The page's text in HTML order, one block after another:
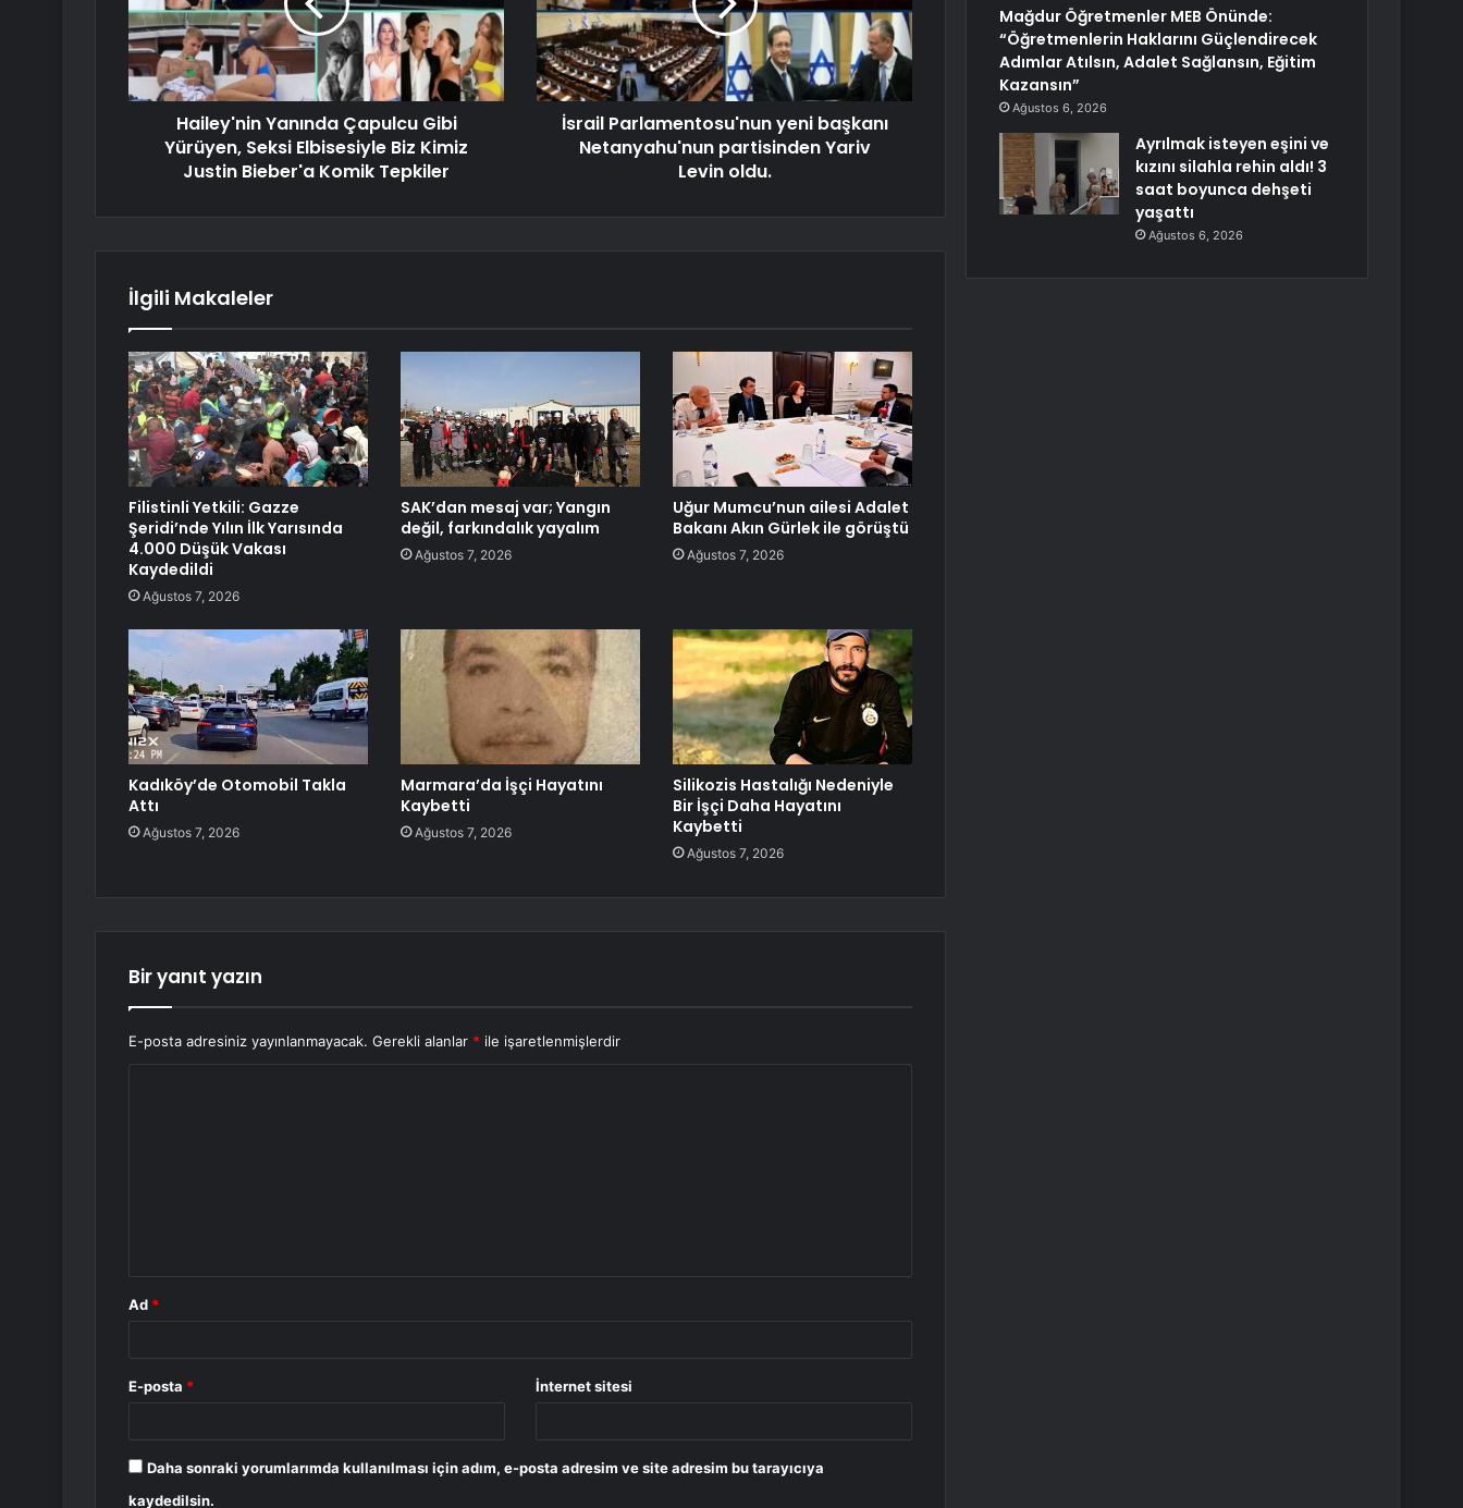
Hailey'nin Yanında Çapulcu Gibi
Yürüyen, Seksi Elbisesiyle Biz Kimiz
Justin Bieber'a Komik Tepkiler
İsrail Parlamentosu'nun yeni başkanı
Netanyahu'nun partisinden Yariv
Levin oldu.
İlgili Makaleler
Filistinli Yetkili: Gazze
Şeridi’nde Yılın İlk Yarısında
4.000 Düşük Vakası
Kaydedildi
Ağustos 7, 2026
SAK’dan mesaj var; Yangın
değil, farkındalık yayalım
Ağustos 7, 2026
Uğur Mumcu’nun ailesi Adalet
Bakanı Akın Gürlek ile görüştü
Ağustos 7, 2026
Kadıköy’de Otomobil Takla
Attı
Ağustos 7, 2026
Marmara’da İşçi Hayatını
Kaybetti
Ağustos 7, 2026
Silikozis Hastalığı Nedeniyle
Bir İşçi Daha Hayatını
Kaybetti
Ağustos 7, 2026
Bir yanıt yazın
E-posta adresiniz yayınlanmayacak. Gerekli alanlar * ile işaretlenmişlerdir
Ad *
E-posta * İnternet sitesi
Daha sonraki yorumlarımda kullanılması için adım, e-posta adresim ve site adresim bu tarayıcıya
kaydedilsin.
Mağdur Öğretmenler MEB Önünde:
“Öğretmenlerin Haklarını Güçlendirecek
Adımlar Atılsın, Adalet Sağlansın, Eğitim
Kazansın”
Ağustos 6, 2026
Ayrılmak isteyen eşini ve
kızını silahla rehin aldı! 3
saat boyunca dehşeti
yaşattı
Ağustos 6, 2026